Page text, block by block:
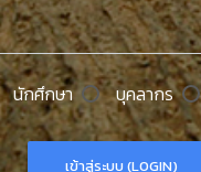
นักศึกษา บุคลากร